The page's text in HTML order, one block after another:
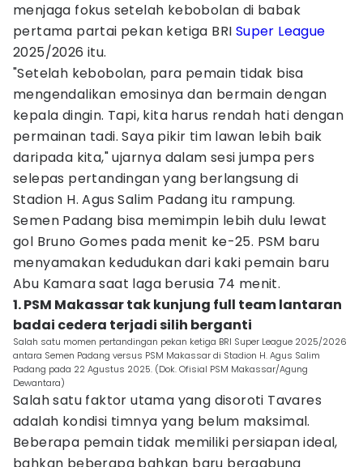
menjaga fokus setelah kebobolan di babak
pertama partai pekan ketiga BRI Super League
2025/2026 itu.
"Setelah kebobolan, para pemain tidak bisa
mengendalikan emosinya dan bermain dengan
kepala dingin. Tapi, kita harus rendah hati dengan
permainan tadi. Saya pikir tim lawan lebih baik
daripada kita," ujarnya dalam sesi jumpa pers
selepas pertandingan yang berlangsung di
Stadion H. Agus Salim Padang itu rampung.
Semen Padang bisa memimpin lebih dulu lewat
gol Bruno Gomes pada menit ke-25. PSM baru
menyamakan kedudukan dari kaki pemain baru
Abu Kamara saat laga berusia 74 menit.
1. PSM Makassar tak kunjung full team lantaran
badai cedera terjadi silih berganti
Salah satu momen pertandingan pekan ketiga BRI Super League 2025/2026
antara Semen Padang versus PSM Makassar di Stadion H. Agus Salim
Padang pada 22 Agustus 2025. (Dok. Ofisial PSM Makassar/Agung
Dewantara)
Salah satu faktor utama yang disoroti Tavares
adalah kondisi timnya yang belum maksimal.
Beberapa pemain tidak memiliki persiapan ideal,